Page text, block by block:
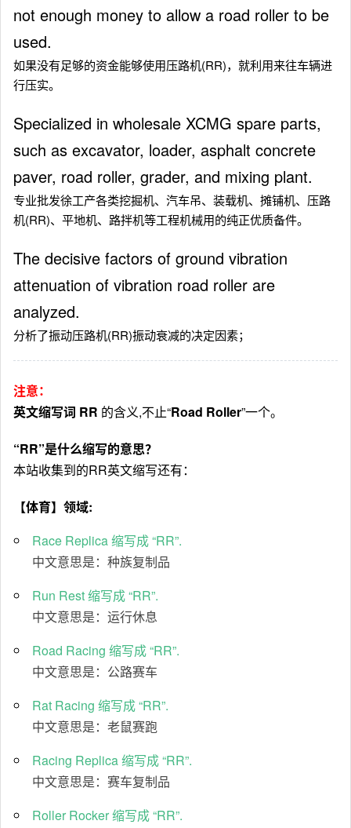
not enough money to allow a road roller to be
used.
如果没有足够的资金能够使用压路机(RR)，就利用来往车辆进
行压实。
Specialized in wholesale XCMG spare parts,
such as excavator, loader, asphalt concrete
paver, road roller, grader, and mixing plant.
专业批发徐工产各类挖掘机、汽车吊、装载机、摊铺机、压路
机(RR)、平地机、路拌机等工程机械用的纯正优质备件。
The decisive factors of ground vibration
attenuation of vibration road roller are
analyzed.
分析了振动压路机(RR)振动衰减的决定因素；
注意：
英文缩写词 RR 的含义,不止“Road Roller”一个。
“RR”是什么缩写的意思？
本站收集到的RR英文缩写还有：
【体育】领域:
Race Replica 缩写成 “RR”.
中文意思是：种族复制品
Run Rest 缩写成 “RR”.
中文意思是：运行休息
Road Racing 缩写成 “RR”.
中文意思是：公路赛车
Rat Racing 缩写成 “RR”.
中文意思是：老鼠赛跑
Racing Replica 缩写成 “RR”.
中文意思是：赛车复制品
Roller Rocker 缩写成 “RR”.